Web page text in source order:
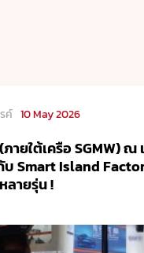
ค์ 10 May 2026
ายใต้เครือ SGMW) ณ
Smart Island
ลายรุ่น !